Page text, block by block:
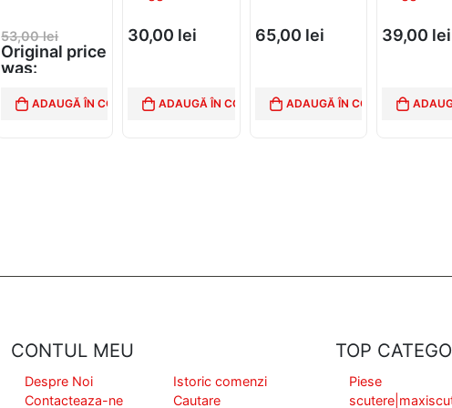
53,00lei
Original price
was:
45,00lei
Current price
ADAUGĂ ÎN COȘ
30,00 lei
ADAUGĂ ÎN COȘ
65,00 lei
ADAUGĂ ÎN COȘ
39,00 lei
CONTUL MEU
Despre Noi
Contacteaza-ne
Istoric comenzi
Cautare
TOP
Piese